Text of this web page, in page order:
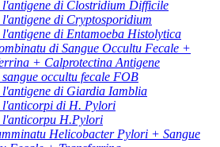
l'antigene di Clostridium Difficile
l'antigene di Cryptosporidium
l'antigene di Entamoeba Histolytica
di Sangue Occultu Fecale +
+ Calprotectina Antigene
sangue occultu fecale FOB
l'antigene di Giardia Iamblia
l'anticorpi di H. Pylori
l'anticorpu H.Pylori
Helicobacter Pylori + Sangue